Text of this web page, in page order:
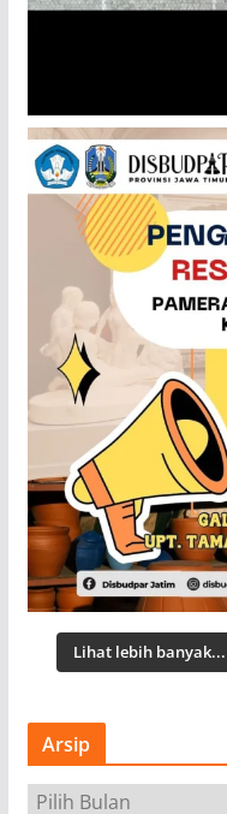
Lihat lebih banyak...
Arsip